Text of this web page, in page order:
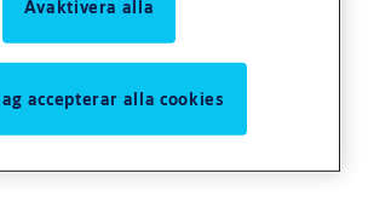
992M
Avaktivera alla
accepterar alla cookies